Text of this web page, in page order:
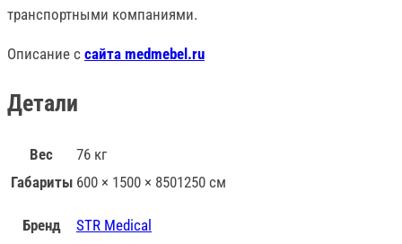
транспортными компаниями.
Описание с сайта medmebel.ru
Детали
Вес
76 кг
Габариты 600 × 1500 × 8501250 см
Бренд STR Medical